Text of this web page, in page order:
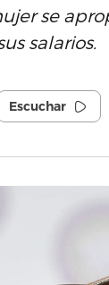
se
salarios.
Escuchar